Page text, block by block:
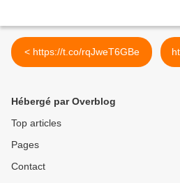
< https://t.co/rqJweT6GBe
Hébergé par Overblog
Top articles
Pages
Contact